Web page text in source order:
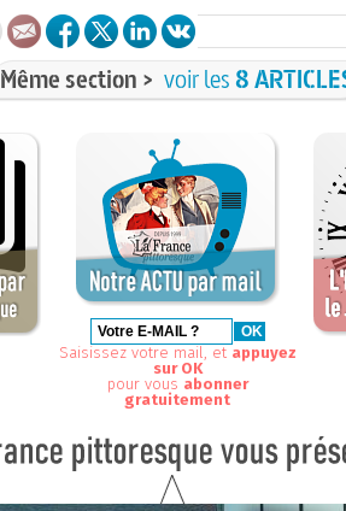
Même section > voir les8
Saisissez votre mail, et appuyez
sur OK
pour vous abonner
gratuitement